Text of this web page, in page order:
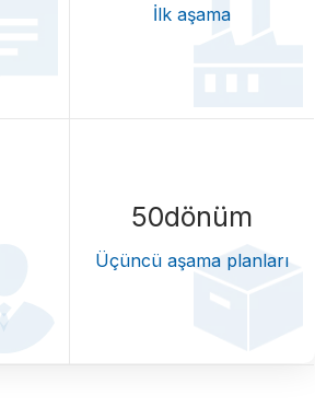
İlk aşama
50dönüm
Üçüncü aşama planları